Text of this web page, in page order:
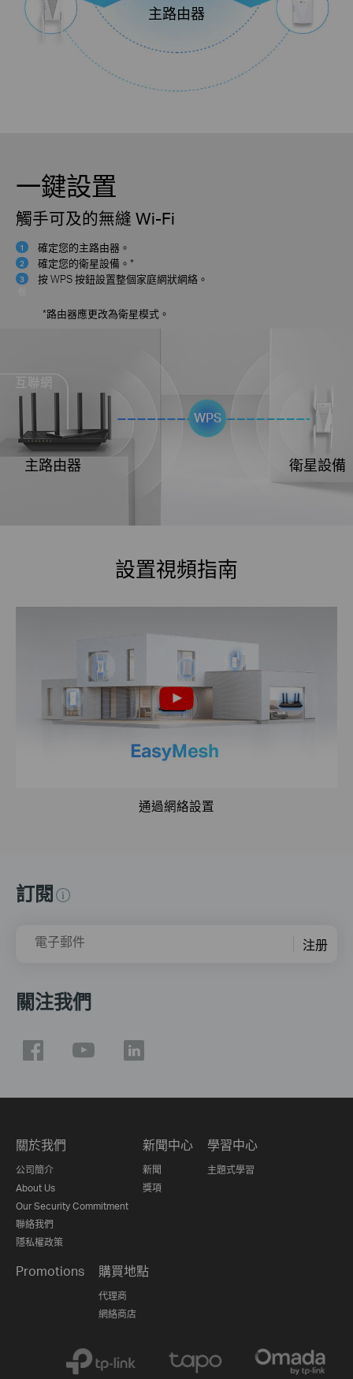
主路由器
一鍵設置
觸手可及的無縫 Wi-Fi
1
個
確定您的主路由器。
2
個
確定您的衛星設備。*
3
按 WPS 按鈕設置整個家庭網狀網絡。
互聯網
WPS
主路由器 衛星設備
*路由器應更改為衛星模式。
設置視頻指南
通過網絡設置
訂閱
電子郵件 注册
關注我們
關於我們
公司簡介
About Us
Our Security Commitment
聯絡我們
隱私權政策
新聞中心
新聞
獎項
學習中心
主題式學習
Promotions 購買地點
代理商
網絡商店